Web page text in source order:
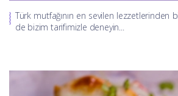
Türk mutfağının en sevilen lezzetlerinden
de bizim tarifimizle deneyin...